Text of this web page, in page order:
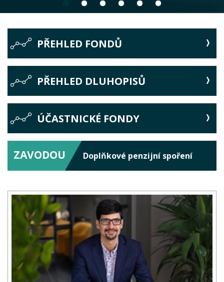
PŘEHLED FONDŮ
PŘEHLED DLUHOPISŮ
ÚČASTNICKÉ FONDY
ZAVODOU Doplňkové penzijní spoření